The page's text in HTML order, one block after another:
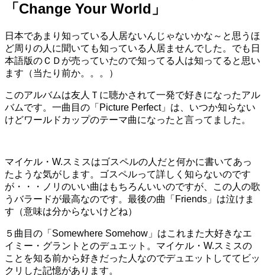
「Change Your World」
日本であまり知っている人居ないんじゃないかな～と思うほ
ど周りの人に聞いても知っている人居ませんでした。でも日
本語版のＣＤが売っていたので知ってる人は知ってると思い
ます（当たり前か。。。）
このアルバムは友人Ｔに聴かされて一発で好きになったアル
バムです。一曲目の「Picture Perfect」は、いつか知らない
けどワールドカップのテーマ曲になったと言ってました。
マイケル・W.スミスはゴスペルの人だと何かに書いてあっ
たような気がします。ゴスペルって詳しく知らないのです
が・・・ノリのいい曲はもちろんいいのですが、この人の歌
うバラードが最高なのです。最後の曲「Friends」は泣けま
す（意味は分からないけどね）
５曲目の「Somewhere Somehow」はこれまた大好きなエ
イミー・グラントとのデュエット。マイケル・W.スミスの
ことを知る前から好きだった人なのでデュエットしててビッ
クリした記憶があります。